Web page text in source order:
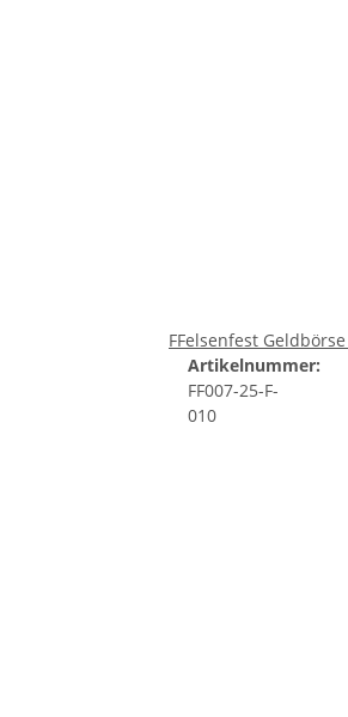
FFelsenfest
Artikelnummer:
FF007-25-F-
010